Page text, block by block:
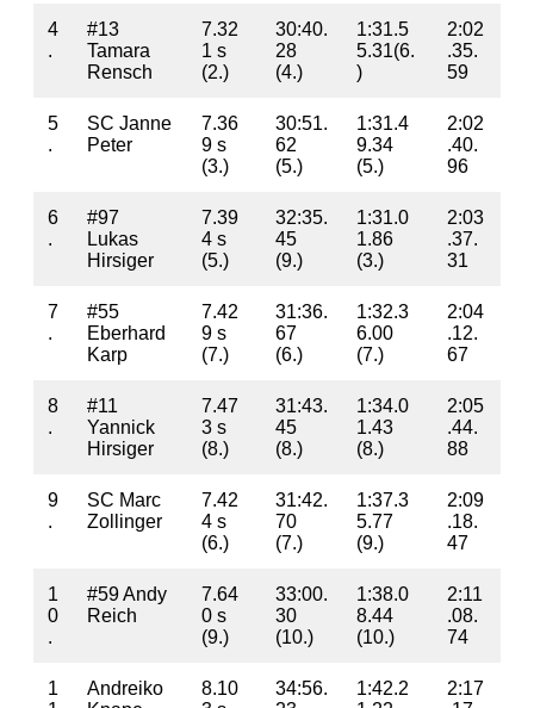
4
.
#13
Tamara
Rensch
7.32
1 s
(2.)
30:40.
28
(4.)
1:31.5
5.31(6.
)
2:02
.35.
59
5
.
SC Janne
Peter
7.36
9 s
(3.)
30:51.
62
(5.)
1:31.4
9.34
(5.)
2:02
.40.
96
6
.
#97
Lukas
Hirsiger
7.39
4 s
(5.)
32:35.
45
(9.)
1:31.0
1.86
(3.)
2:03
.37.
31
7
.
#55
Eberhard
Karp
7.42
9 s
(7.)
31:36.
67
(6.)
1:32.3
6.00
(7.)
2:04
.12.
67
8
.
#11
Yannick
Hirsiger
7.47
3 s
(8.)
31:43.
45
(8.)
1:34.0
1.43
(8.)
2:05
.44.
88
9
.
SC Marc
Zollinger
7.42
4 s
(6.)
31:42.
70
(7.)
1:37.3
5.77
(9.)
2:09
.18.
47
1
0
.
#59 Andy
Reich
7.64
0 s
(9.)
33:00.
30
(10.)
1:38.0
8.44
(10.)
2:11
.08.
74
1
Andreiko
8.10
34:56.
1:42.2
2:17